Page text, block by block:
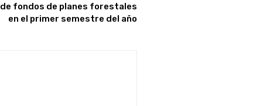
de fondos de planes forestales
en el primer semestre del año